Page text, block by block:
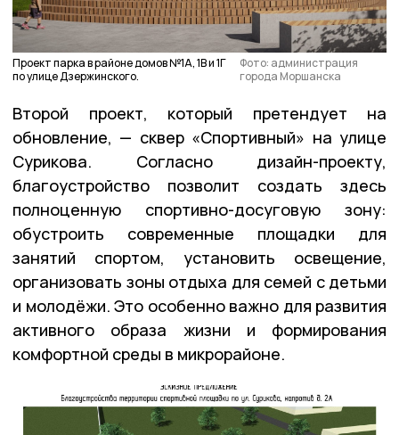
Проект парка в районе домов №1А, 1В и 1Г
по улице Дзержинского.
Фото: администрация
города Моршанска
Второй проект, который претендует на
обновление, — сквер «Спортивный» на улице
Сурикова. Согласно дизайн-проекту,
благоустройство позволит создать здесь
полноценную спортивно-досуговую зону:
обустроить современные площадки для
занятий спортом, установить освещение,
организовать зоны отдыха для семей с детьми
и молодёжи. Это особенно важно для развития
активного образа жизни и формирования
комфортной среды в микрорайоне.